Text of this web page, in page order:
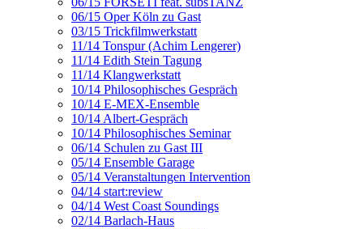
06/15 Oper Köln zu Gast
03/15 Trickfilmwerkstatt
11/14 Tonspur (Achim Lengerer)
11/14 Edith Stein Tagung
11/14 Klangwerkstatt
10/14 Philosophisches Gespräch
10/14 E-MEX-Ensemble
10/14 Albert-Gespräch
10/14 Philosophisches Seminar
06/14 Schulen zu Gast III
05/14 Ensemble Garage
05/14 Veranstaltungen Intervention
04/14 start:review
04/14 West Coast Soundings
02/14 Barlach-Haus